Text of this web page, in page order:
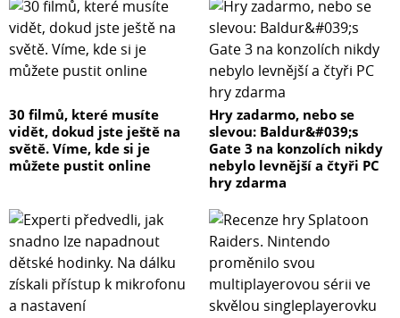
30 filmů, které musíte
vidět, dokud jste ještě na
světě. Víme, kde si je
můžete pustit online
Hry zadarmo, nebo se
slevou: Baldur&#039;s
Gate 3 na konzolích nikdy
nebylo levnější a čtyři PC
hry zdarma